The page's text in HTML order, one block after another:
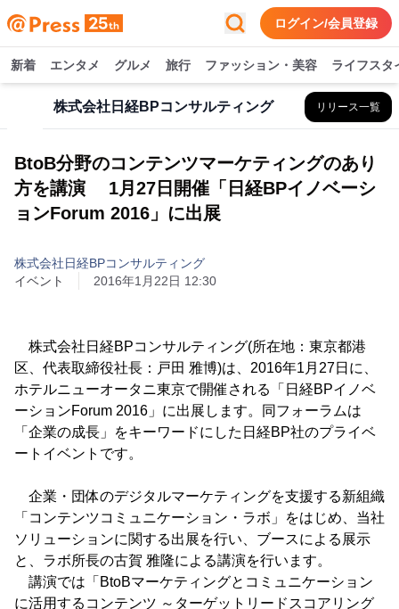
ログイン/会員登録
新着 エンタメ グルメ 旅行 ファッション・美容 ライフスタ
株式会社日経BPコンサルティング リリース一覧
BtoB分野のコンテンツマーケティングのあり
方を講演 1月27日開催「日経BPイノベーシ
ョンForum 2016」に出展
株式会社日経BPコンサルティング
イベント
2016年1月22日 12:30
株式会社日経BPコンサルティング(所在地：東京都港
区、代表取締役社長：戸田 雅博)は、2016年1月27日に、
ホテルニューオータニ東京で開催される「日経BPイノベ
ーションForum 2016」に出展します。同フォーラムは
「企業の成長」をキーワードにした日経BP社のプライベ
ートイベントです。
企業・団体のデジタルマーケティングを支援する新組織
「コンテンツコミュニケーション・ラボ」をはじめ、当社
ソリューションに関する出展を行い、ブースによる展示
と、ラボ所長の古賀 雅隆による講演を行います。
講演では「BtoBマーケティングとコミュニケーション
に活用するコンテンツ ～ターゲットリードスコアリング